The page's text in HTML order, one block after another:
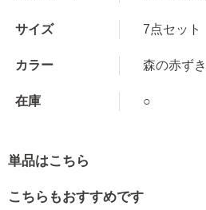
サイズ 7点セット
カラー 森の赤ず
在庫 ○
単品はこちら
こちらもおすすめです